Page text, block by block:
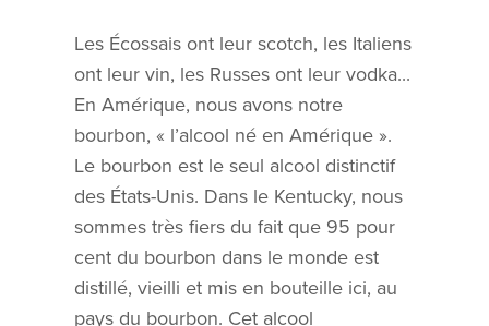
Les Écossais ont leur scotch, les Italiens
ont leur vin, les Russes ont leur vodka...
En Amérique, nous avons notre
bourbon, « l’alcool né en Amérique ».
Le bourbon est le seul alcool distinctif
des États-Unis. Dans le Kentucky, nous
sommes très fiers du fait que 95 pour
cent du bourbon dans le monde est
distillé, vieilli et mis en bouteille ici, au
pays du bourbon. Cet alcool